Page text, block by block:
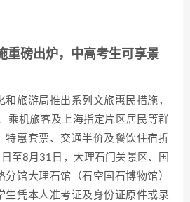
重磅出炉，中高考生可享景
旅游局推出系列文旅惠民措施，
乘机旅客及上海指定片区居民等群
特惠套票、交通半价及餐饮住宿折
至8月31日，大理石门关景区、国
分馆大理石馆（石空国石博物馆）
生凭本人准考证及身份证原件或录